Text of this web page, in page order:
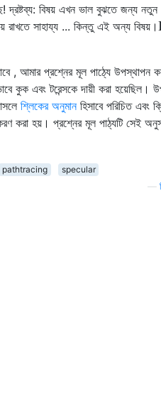
দ্রষ্টব্য: বিষয় এখন ভাল বুঝতে জন্য
রাখতে সাহায্য ... কিন্তু এই অন্য বিষয়।
, আমার প্রশ্নের মূল পাঠ্যে উপস্থাপন
কুক এবং টরেন্সকে দায়ী করা হয়েছিল।
শ্লিকের অনুমানহিসাবে পরিচিত এবং
করা হয়। প্রশ্নের মূল পাঠ্যটি সেই
pathtracing
specular
—